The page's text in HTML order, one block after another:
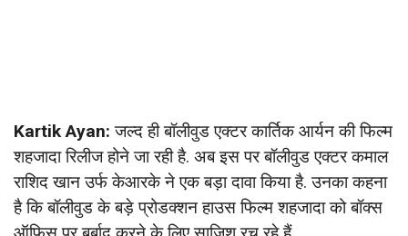
Kartik Ayan: जल्द ही बॉलीवुड एक्टर कार्तिक आर्यन की फिल्म
शहजादा रिलीज होने जा रही है. अब इस पर बॉलीवुड एक्टर कमाल
राशिद खान उर्फ केआरके ने एक बड़ा दावा किया है. उनका कहना
है कि बॉलीवुड के बड़े प्रोडक्शन हाउस फिल्म शहजादा को बॉक्स